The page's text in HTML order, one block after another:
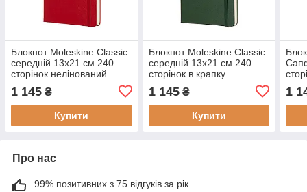
Блокнот Moleskine Classic
середній 13х21 см 240
сторінок нелінований
(9788862930062)
1 145 ₴
Купити
Блокнот Moleskine Classic
середній 13х21 см 240
сторінок в крапку
(8058647629094)
1 145₴
Купити
1
Про нас
99% позитивних з 75 відгуків за рік